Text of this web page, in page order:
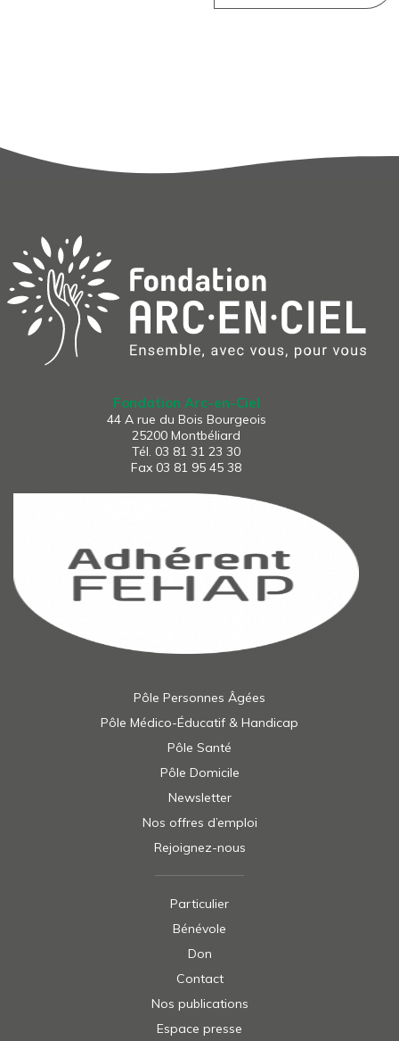
Fondation Arc-en-Ciel
44 A rue du Bois Bourgeois
25200 Montbéliard
Tél. 03 81 31 23 30
Fax 03 81 95 45 38
Pôle Personnes Âgées
Pôle Médico-Éducatif & Handicap
Pôle Santé
Pôle Domicile
Newsletter
Nos offres d’emploi
Rejoignez-nous
Particulier
Bénévole
Don
Contact
Nos publications
Espace presse